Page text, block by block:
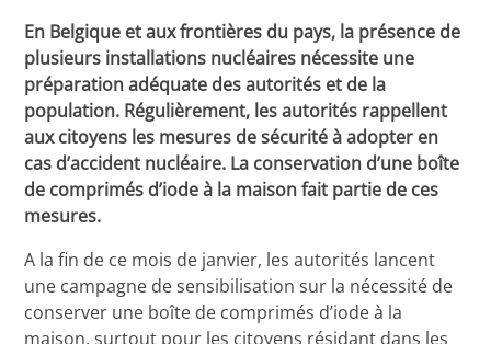
En Belgique et aux frontières du pays, la présence de
plusieurs installations nucléaires nécessite une
préparation adéquate des autorités et de la
population. Régulièrement, les autorités rappellent
aux citoyens les mesures de sécurité à adopter en
cas d’accident nucléaire. La conservation d’une boîte
de comprimés d’iode à la maison fait partie de ces
mesures.
A la fin de ce mois de janvier, les autorités lancent
une campagne de sensibilisation sur la nécessité de
conserver une boîte de comprimés d’iode à la
maison, surtout pour les citoyens résidant dans les